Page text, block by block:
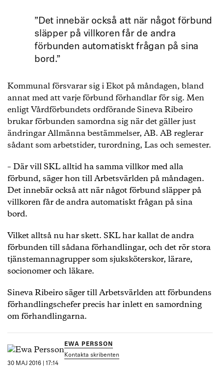
”Det innebär också att när något förbund
släpper på villkoren får de andra
förbunden automatiskt frågan på sina
bord.”
Kommunal försvarar sig i Ekot på måndagen, bland
annat med att varje förbund förhandlar för sig. Men
enligt Vårdförbundets ordförande Sineva Ribeiro
brukar förbunden samordna sig när det gäller just
ändringar Allmänna bestämmelser, AB. AB reglerar
sådant som arbetstider, turordning, Las och semester.
– Där vill SKL alltid ha samma villkor med alla
förbund, säger hon till Arbetsvärlden på måndagen.
Det innebär också att när något förbund släpper på
villkoren får de andra automatiskt frågan på sina
bord.
Vilket alltså nu har skett. SKL har kallat de andra
förbunden till sådana förhandlingar, och det rör stora
tjänstemannagrupper som sjuksköterskor, lärare,
socionomer och läkare.
Sineva Ribeiro säger till Arbetsvärlden att förbundens
förhandlingschefer precis har inlett en samordning
om förhandlingarna.
EWA PERSSON
Kontakta skribenten
30 MAJ 2016 | 17:14